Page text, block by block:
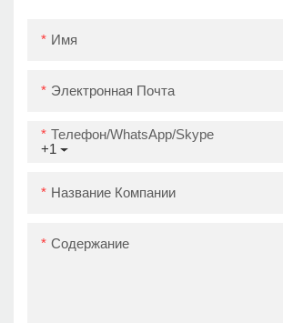
Имя
Электронная Почта
+1
Телефон/WhatsApp/Skype
Название Компании
Содержание